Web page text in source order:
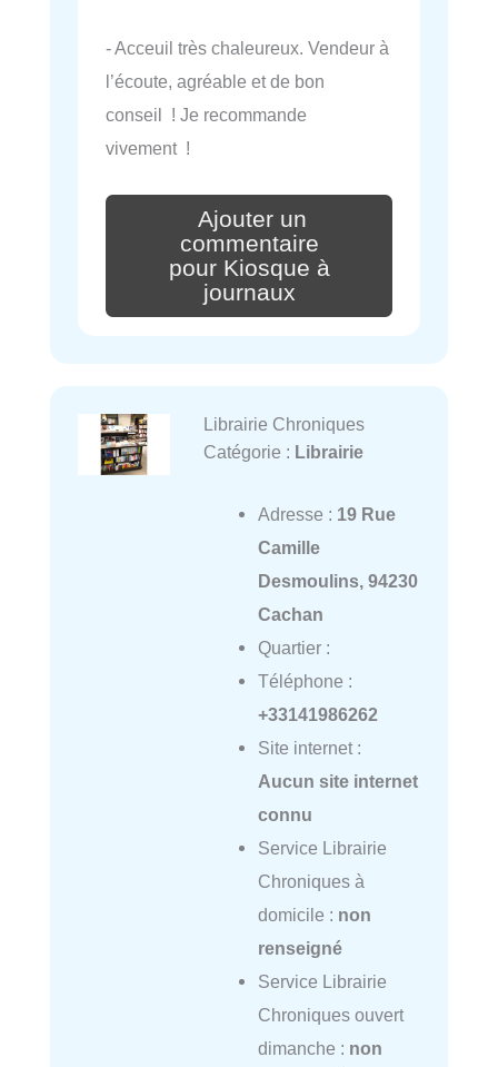
- Acceuil très chaleureux. Vendeur à
l’écoute, agréable et de bon
conseil ! Je recommande
vivement !
Ajouter un
commentaire
pour Kiosque à
journaux
Librairie Chroniques
Catégorie : Librairie
Adresse : 19 Rue
Camille
Desmoulins, 94230
Cachan
Quartier :
Téléphone :
+33141986262
Site internet :
Aucun site internet
connu
Service Librairie
Chroniques à
domicile : non
renseigné
Service Librairie
Chroniques ouvert
dimanche : non